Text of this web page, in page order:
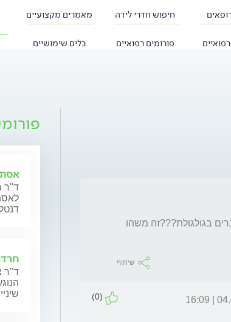
חיפוש חדרי לידה מאמרים מקצועיים
פורומים רפואיים כלים שימושיים
שיתוף
(0)
ד"ר
ד"ר